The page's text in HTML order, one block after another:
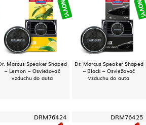
Marcus Speaker Shaped
– Lemon – Osviežovač
vzduchu do auta
Dr. Marcus Speaker Shaped
– Black – Osviežovač
vzduchu do auta
DRM76424 DRM76425